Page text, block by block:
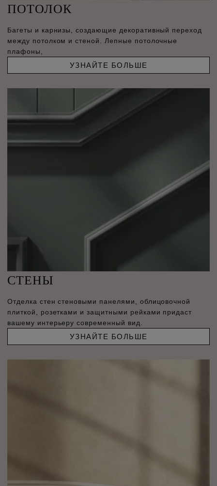
ПОТОЛОК
Багеты и карнизы, создающие декоративный переход
между потолком и стеной. Лепные потолочные
плафоны,
УЗНАЙТЕ БОЛЬШЕ
СТЕНЫ
Отделка стен стеновыми панелями, облицовочной
плиткой, розетками и защитными рейками придаст
вашему интерьеру современный вид.
УЗНАЙТЕ БОЛЬШЕ